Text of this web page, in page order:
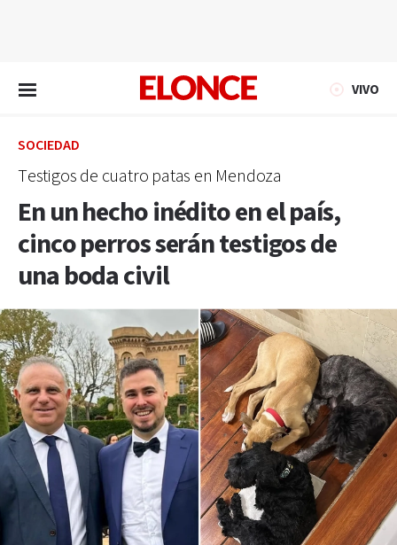
VIVO
SOCIEDAD
Testigos de cuatro patas en Mendoza
En un hecho inédito en el país,
cinco perros serán testigos de
una boda civil